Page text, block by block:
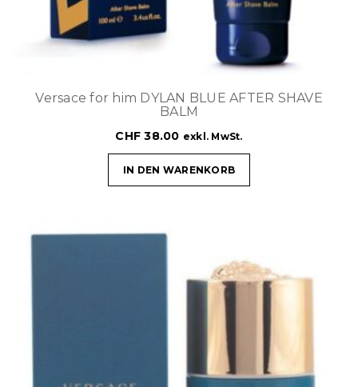
Versace for him DYLAN BLUE AFTER SHAVE
BALM
CHF 38.00 exkl. MwSt.
IN DEN WARENKORB